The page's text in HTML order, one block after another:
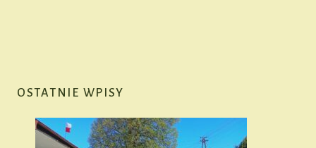
OSTATNIE WPISY